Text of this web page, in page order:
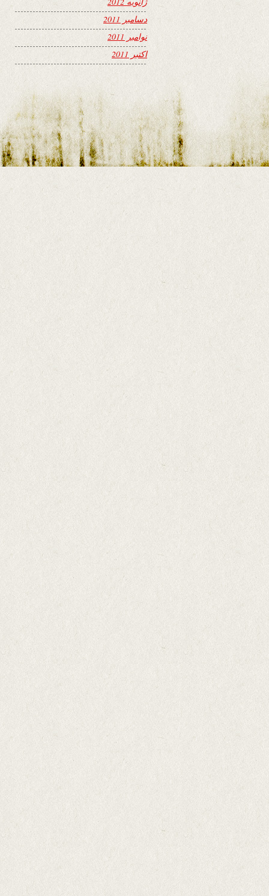
دسامبر 2011
نوامبر 2011
اکتبر 2011